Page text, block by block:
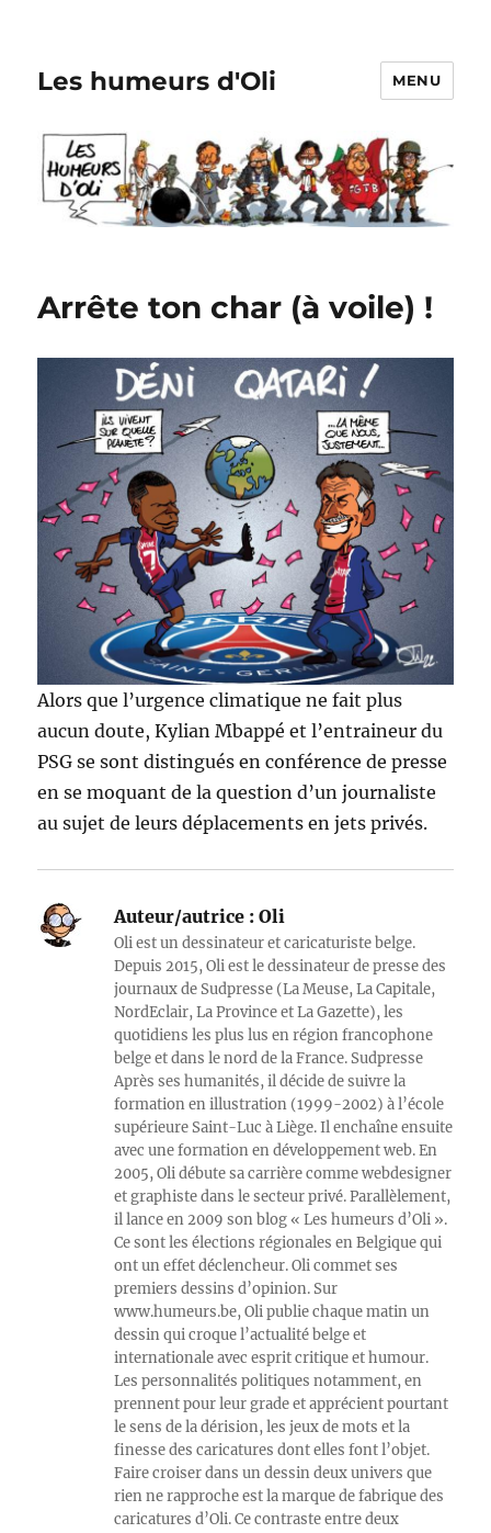
Les humeurs d'Oli MENU
Arrête ton char (à voile) !
Alors que l’urgence climatique ne fait plus
aucun doute, Kylian Mbappé et l’entraineur du
PSG se sont distingués en conférence de presse
en se moquant de la question d’un journaliste
au sujet de leurs déplacements en jets privés.
Auteur/autrice : Oli
Oli est un dessinateur et caricaturiste belge.
Depuis 2015, Oli est le dessinateur de presse des
journaux de Sudpresse (La Meuse, La Capitale,
NordEclair, La Province et La Gazette), les
quotidiens les plus lus en région francophone
belge et dans le nord de la France. Sudpresse
Après ses humanités, il décide de suivre la
formation en illustration (1999-2002) à l’école
supérieure Saint-Luc à Liège. Il enchaîne ensuite
avec une formation en développement web. En
2005, Oli débute sa carrière comme webdesigner
et graphiste dans le secteur privé. Parallèlement,
il lance en 2009 son blog « Les humeurs d’Oli ».
Ce sont les élections régionales en Belgique qui
ont un effet déclencheur. Oli commet ses
premiers dessins d’opinion. Sur
www.humeurs.be, Oli publie chaque matin un
dessin qui croque l’actualité belge et
internationale avec esprit critique et humour.
Les personnalités politiques notamment, en
prennent pour leur grade et apprécient pourtant
le sens de la dérision, les jeux de mots et la
finesse des caricatures dont elles font l’objet.
Faire croiser dans un dessin deux univers que
rien ne rapproche est la marque de fabrique des
caricatures d’Oli. Ce contraste entre deux